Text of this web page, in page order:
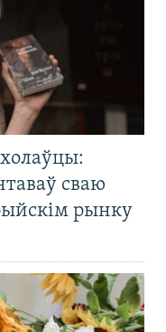
сваю
рынку